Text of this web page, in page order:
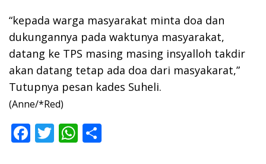
“kepada warga masyarakat minta doa dan
dukungannya pada waktunya masyarakat,
datang ke TPS masing masing insyalloh takdir
akan datang tetap ada doa dari masyakarat,”
Tutupnya pesan kades Suheli.
(Anne/*Red)
F T W